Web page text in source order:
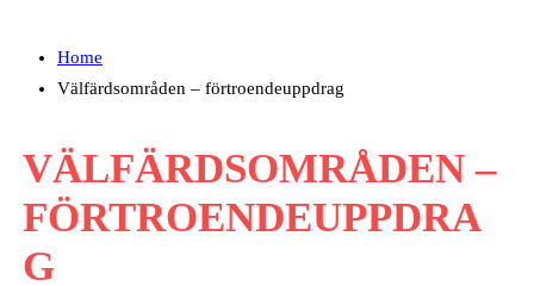
Home
Välfärdsområden – förtroendeuppdrag
VÄLFÄRDSOMRÅDEN –
FÖRTROENDEUPPDRA
G